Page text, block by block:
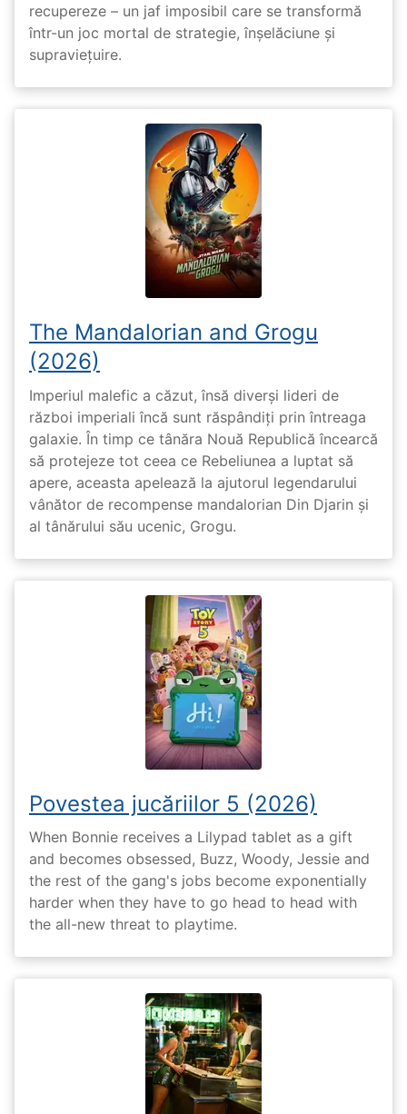
recupereze – un jaf imposibil care se transformă
într-un joc mortal de strategie, înșelăciune și
supraviețuire.
The Mandalorian and Grogu
(2026)
Imperiul malefic a căzut, însă diverși lideri de
război imperiali încă sunt răspândiți prin întreaga
galaxie. În timp ce tânăra Nouă Republică încearcă
să protejeze tot ceea ce Rebeliunea a luptat să
apere, aceasta apelează la ajutorul legendarului
vânător de recompense mandalorian Din Djarin și
al tânărului său ucenic, Grogu.
Povestea jucăriilor 5 (2026)
When Bonnie receives a Lilypad tablet as a gift
and becomes obsessed, Buzz, Woody, Jessie and
the rest of the gang's jobs become exponentially
harder when they have to go head to head with
the all-new threat to playtime.